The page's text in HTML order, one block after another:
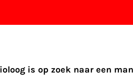
is op zoek naar een